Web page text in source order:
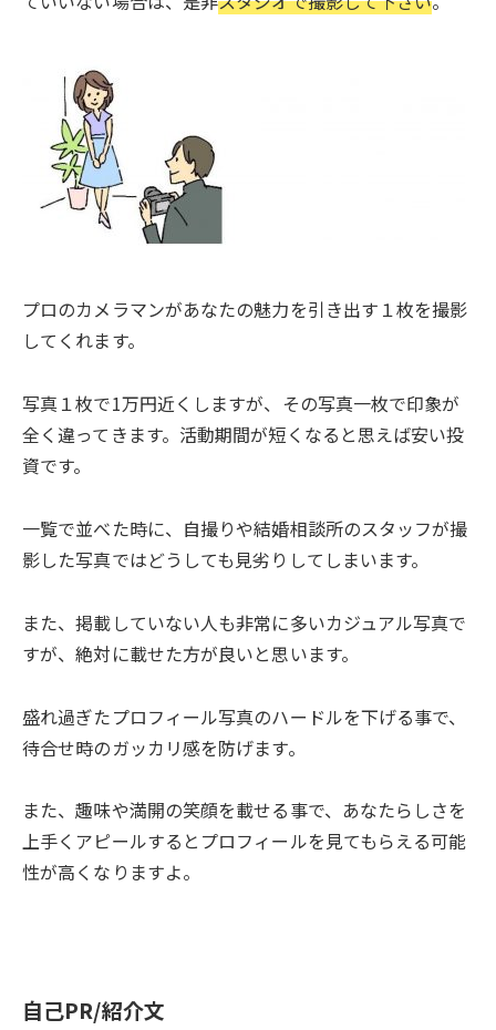
プロのカメラマンがあなたの魅力を引き出す１枚を撮影
してくれます。
写真１枚で1万円近くしますが、その写真一枚で印象が
全く違ってきます。活動期間が短くなると思えば安い投
資です。
一覧で並べた時に、自撮りや結婚相談所のスタッフが撮
影した写真ではどうしても見劣りしてしまいます。
また、掲載していない人も非常に多いカジュアル写真で
すが、絶対に載せた方が良いと思います。
盛れ過ぎたプロフィール写真のハードルを下げる事で、
待合せ時のガッカリ感を防げます。
また、趣味や満開の笑顔を載せる事で、あなたらしさを
上手くアピールするとプロフィールを見てもらえる可能
性が高くなりますよ。
自己PR/紹介文